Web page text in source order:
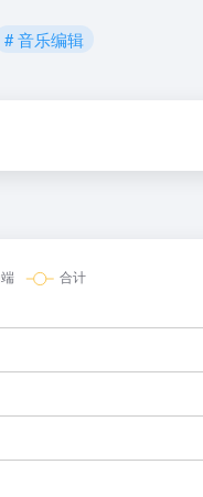
# 音乐编辑